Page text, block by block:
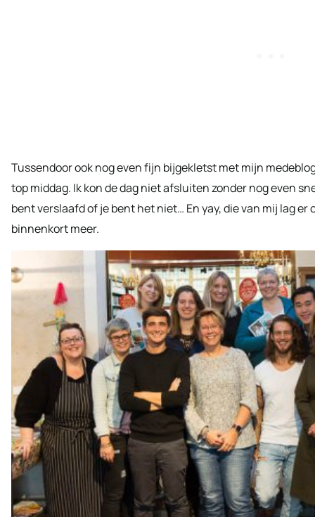
Tussendoor ook nog even fijn bijgekletst met mijn
top middag. Ik kon de dag niet afsluiten zonder nog even
bent verslaafd of je bent het niet… En yay, die van mij lag er
binnenkort meer.